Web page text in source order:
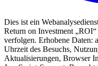
Dies ist ein
Return on Investment
verfolgen. Erhobene Daten:
Uhrzeit des Besuchs,
Aktualisierungen, Browser